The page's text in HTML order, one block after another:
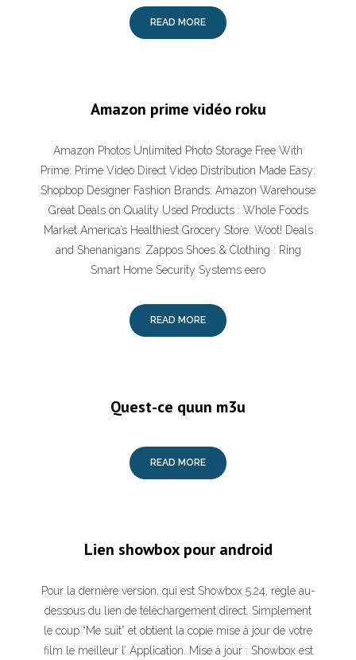
READ MORE
Amazon prime vidéo roku
Amazon Photos Unlimited Photo Storage Free With
Prime: Prime Video Direct Video Distribution Made Easy:
Shopbop Designer Fashion Brands: Amazon Warehouse
Great Deals on Quality Used Products : Whole Foods
Market America’s Healthiest Grocery Store: Woot! Deals
and Shenanigans: Zappos Shoes & Clothing : Ring
Smart Home Security Systems eero
READ MORE
Quest-ce quun m3u
READ MORE
Lien showbox pour android
Pour la dernière version, qui est Showbox 5.24, règle au-
dessous du lien de téléchargement direct. Simplement
le coup “Me suit” et obtient la copie mise à jour de votre
film le meilleur l’ Application. Mise à jour : Showbox est